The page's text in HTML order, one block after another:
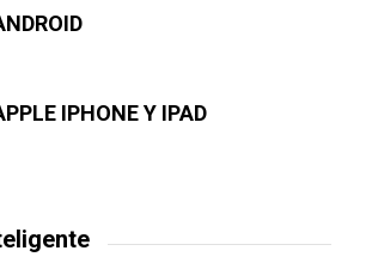
IPHONE Y IPAD